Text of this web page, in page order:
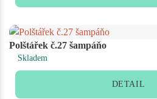
Polštářek č.27 šampáňo
Skladem
DETAIL